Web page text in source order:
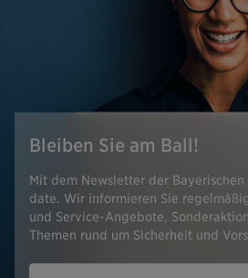
Bleiben Sie am Ball!
Mit dem Newsletter der
date. Wir informieren Sie
und Service-Angebote,
Themen rund um Sicherheit und